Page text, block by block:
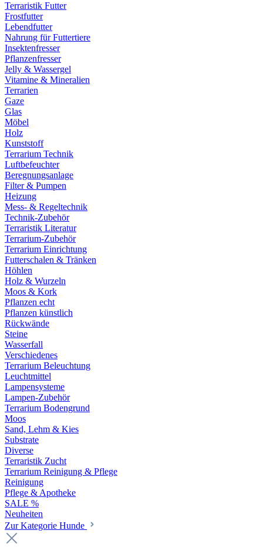
Terraristik Futter
Frostfutter
Lebendfutter
Nahrung für Futtertiere
Insektenfresser
Pflanzenfresser
Jelly & Wassergel
Vitamine & Mineralien
Terrarien
Gaze
Glas
Möbel
Holz
Kunststoff
Terrarium Technik
Luftbefeuchter
Beregnungsanlage
Filter & Pumpen
Heizung
Mess- & Regeltechnik
Technik-Zubehör
Terraristik Literatur
Terrarium-Zubehör
Terrarium Einrichtung
Futterschalen & Tränken
Höhlen
Holz & Wurzeln
Moos & Kork
Pflanzen echt
Pflanzen künstlich
Rückwände
Steine
Wasserfall
Verschiedenes
Terrarium Beleuchtung
Leuchtmittel
Lampensysteme
Lampen-Zubehör
Terrarium Bodengrund
Moos
Sand, Lehm & Kies
Substrate
Diverse
Terraristik Zucht
Terrarium Reinigung & Pflege
Reinigung
Pflege & Apotheke
SALE %
Neuheiten
Zur Kategorie Hunde